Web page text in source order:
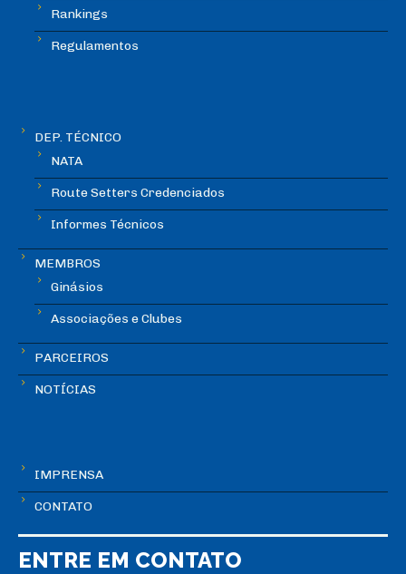
Rankings
Regulamentos
DEP. TÉCNICO
NATA
Route Setters Credenciados
Informes Técnicos
MEMBROS
Ginásios
Associações e Clubes
PARCEIROS
NOTÍCIAS
IMPRENSA
CONTATO
ENTRE EM CONTATO